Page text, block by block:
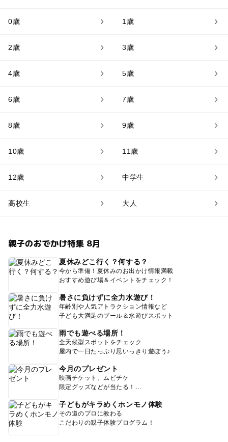
0歳 1歳
2歳 3歳
4歳 5歳
6歳 7歳
8歳 9歳
10歳 11歳
12歳 中学生
高校生 大人
親子のおでかけ特集 8月
夏休みどこ行く？何する？
今から準備！夏休みのお出かけ情報満載
おすすめ遊び場＆イベントをチェック！
暑さに負けずに全力水遊び！
年齢別や人気アトラクション情報など
子ども大満足のプール＆水遊びスポット
雨でも遊べる場所！
全天候型スポットをチェック
屋内で一日たっぷり思いっきり遊ぼう♪
今月のプレゼント
映画チケット、ムビチケ
限定グッズなどが当たる！
子どもがキラめくホンモノ体験
その道のプロに教わる
こだわりの親子体験プログラム！